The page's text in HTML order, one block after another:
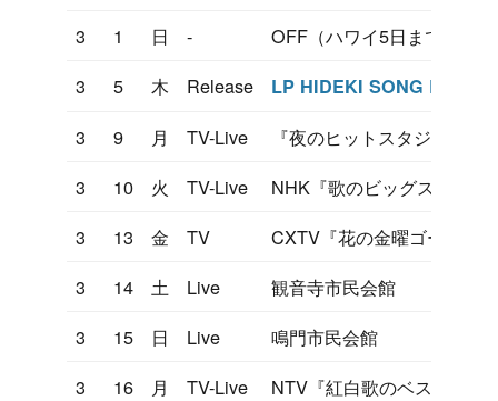
3
1 日 -
OFF（ハワイ5日まで）
3
5 木 Release LP HIDEKI SONG BOOK
3 9 月 TV-Live
『夜のヒットスタジオ』リ
3
10 火 TV-Live
NHK『歌のビッグステージ
3
13 金 TV
CXTV『花の金曜ゴールデ
3
14 土 Live
観音寺市民会館
3
15 日 Live
鳴門市民会館
3
16 月 TV-Live
NTV『紅白歌のベストテン